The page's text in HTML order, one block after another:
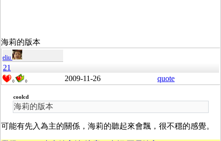
海莉的版本
eliu
21
0 0 2009-11-26 quote
coolcd
海莉的版本
可能有先入為主的關係，海莉的聽起來會飄，很不穩的感覺。